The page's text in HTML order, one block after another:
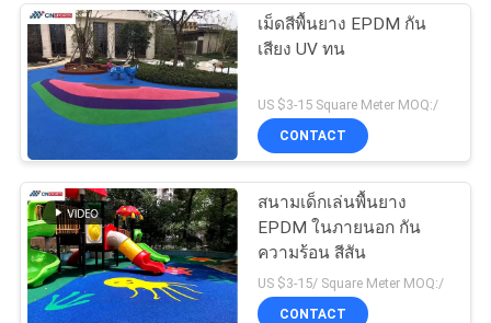
เรา
ทัวร์
โรงงาน
ควบคุม
คุณภาพ
เม็ดสีพื้นยาง EPDM กัน
เสียง UV ทน
US $3-15 Square Meter MOQ:/
CONTACT
สนามเด็กเล่นพื้นยาง
EPDM ในภายนอก กัน
ความร้อน สีสัน
US $3-15/ Square Meter MOQ:/
CONTACT